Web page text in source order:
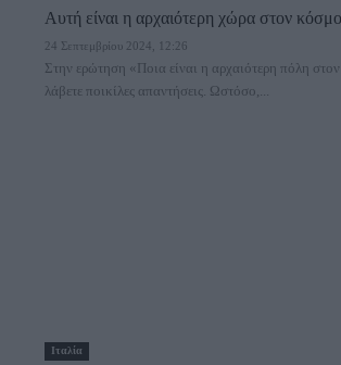
Αυτή είναι η αρχαιότερη χώρα στον κόσμο
24 Σεπτεμβρίου 2024, 12:26
Στην ερώτηση «Ποια είναι η αρχαιότερη πόλη
λάβετε ποικίλες απαντήσεις. Ωστόσο,...
Ιταλία